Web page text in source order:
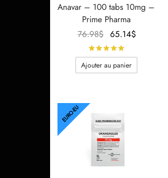
Anavar – 100 tabs 10mg –
Prime Pharma
76.98$ Le prix
initial
était :
76.98$.
65.14$
65.14$.
Ajouter au panier
EURO-EU